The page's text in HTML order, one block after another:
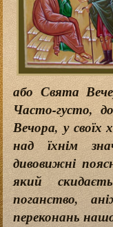
або Свята
Часто-густо,
Вечора, у своїх
над їхнім
дивовижні
який
поганство,
переконань